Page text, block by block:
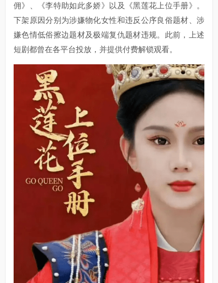
佣》、《李特助如此多娇》以及《黑莲花上位手册》。
下架原因分别为涉嫌物化女性和违反公序良俗题材、涉
嫌色情低俗擦边题材及极端复仇题材违规。此前，上述
短剧都曾在各平台投放，并提供付费解锁观看。